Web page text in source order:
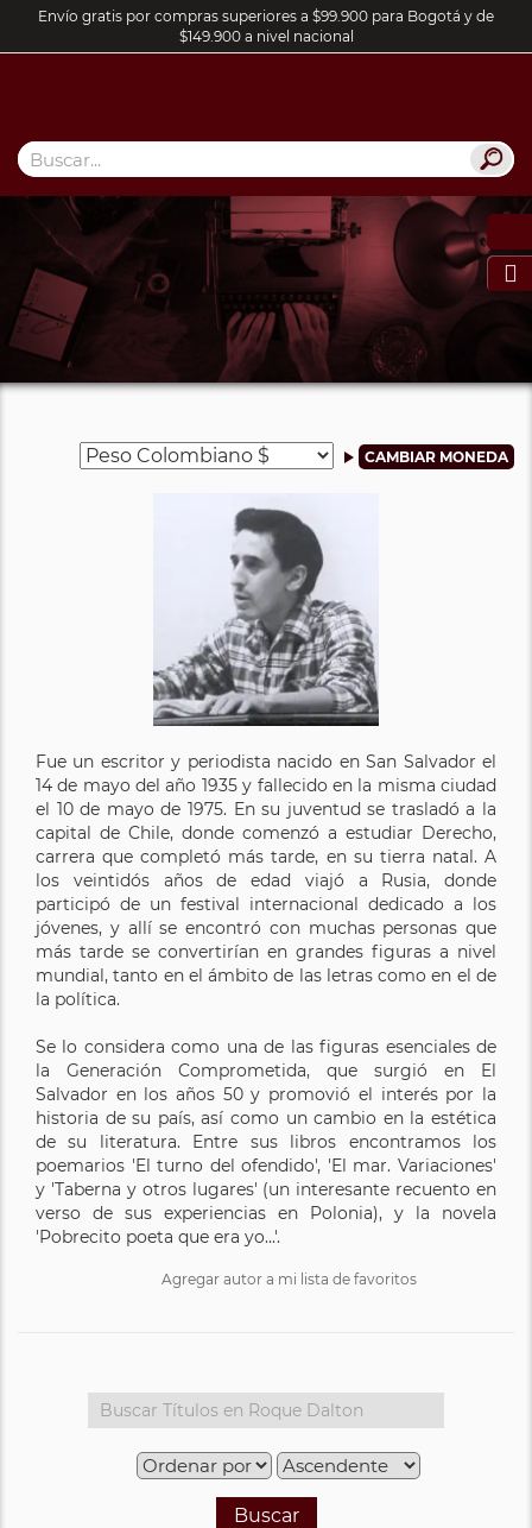
Envío gratis por compras superiores a $99.900 para Bogotá y de
$149.900 a nivel nacional

Fue un escritor y periodista nacido en San Salvador el
14 de mayo del año 1935 y fallecido en la misma ciudad
el 10 de mayo de 1975. En su juventud se trasladó a la
capital de Chile, donde comenzó a estudiar Derecho,
carrera que completó más tarde, en su tierra natal. A
los veintidós años de edad viajó a Rusia, donde
participó de un festival internacional dedicado a los
jóvenes, y allí se encontró con muchas personas que
más tarde se convertirían en grandes figuras a nivel
mundial, tanto en el ámbito de las letras como en el de
la política.
Se lo considera como una de las figuras esenciales de
la Generación Comprometida, que surgió en El
Salvador en los años 50 y promovió el interés por la
historia de su país, así como un cambio en la estética
de su literatura. Entre sus libros encontramos los
poemarios 'El turno del ofendido', 'El mar. Variaciones'
y 'Taberna y otros lugares' (un interesante recuento en
verso de sus experiencias en Polonia), y la novela
'Pobrecito poeta que era yo...'.
Agregar autor a mi lista de favoritos
Buscar